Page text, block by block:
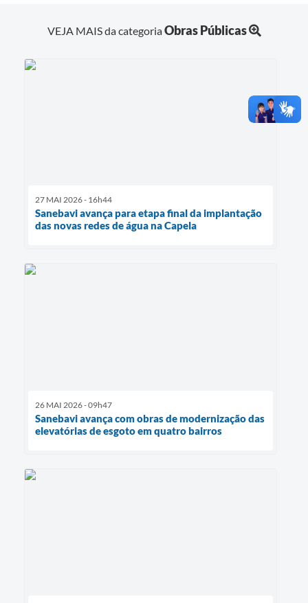
VEJA MAIS da categoriaObras Públicas
27 MAI 2026 - 16h44
Sanebavi avança para etapa final da implantação
das novas redes de água na Capela
26 MAI 2026 - 09h47
Sanebavi avança com obras de modernização das
elevatórias de esgoto em quatro bairros